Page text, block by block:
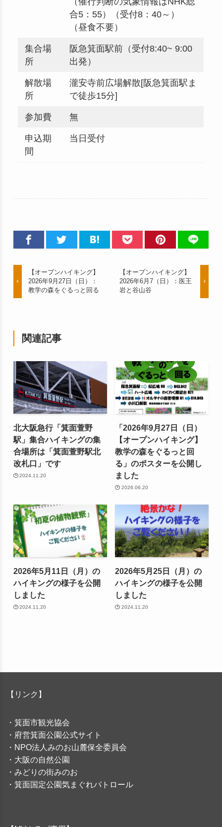
合5：55）（受付8：40～）
（昼食不要）
集合場
所
阪急箕面駅前（受付8:40~ 9:00
出発）
解散場
所
瀧安寺前広場解散[阪急箕面駅ま
で徒歩15分]
参加費 無
申込期
間
当日受付
【オープンハイキング】
2026年9月27日（日）：
教学の森をぐるっと回る
【オープンハイキング】
2026年6月7（日）：医王
岩と谷山谷
関連記事
北大阪急行「箕面萱野
駅」集合ハイキングの集
合場所は「箕面萱野駅北
改札口」です
2024.11.20
「2026年9月27日（日）
【オープンハイキング】
教学の森をぐるっと回
る」のポスターを公開し
ました
2026.06.20
2026年5月11日（月）の
ハイキングの様子を公開
しました
2024.11.20
2026年5月25日（月）の
ハイキングの様子を公開
しました
2024.11.20
【リンク】
・箕面市観光協会
・府営箕面公園公式サイト
・NPO法人みのお山麓保全委員会
・大阪の自然公園
・みどりの街みのお
・箕面国定公園気まぐれパトロール